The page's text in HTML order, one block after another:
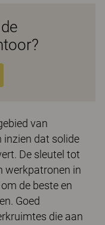
van
inzien dat solide
De sleutel tot
werkpatronen in
de beste en
Goed
die aan